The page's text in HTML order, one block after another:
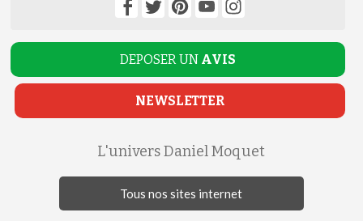
DEPOSER UN AVIS
NEWSLETTER
L'univers Daniel Moquet
Tous nos sites internet